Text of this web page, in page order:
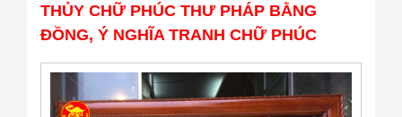
THỦY CHỮ PHÚC THƯ PHÁP BẰNG
ĐỒNG, Ý NGHĨA TRANH CHỮ PHÚC